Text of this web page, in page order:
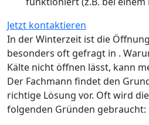
Jetzt kontaktieren
In der Winterzeit ist die
besonders oft gefragt in .
Kälte nicht öffnen lässt, kann
Der Fachmann findet den
richtige Lösung vor. Oft wird
folgenden Gründen gebraucht: